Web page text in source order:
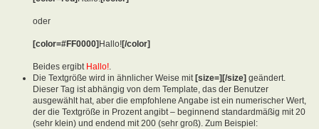
oder
[color=#FF0000]Hallo![/color]
Beides ergibt Hallo!
Die Textgröße wird in ähnlicher Weise mit [size=][/size] geändert.
Dieser Tag ist abhängig von dem Template, das der Benutzer
ausgewählt hat, aber die empfohlene Angabe ist ein numerischer Wert,
der die Textgröße in Prozent angibt – beginnend standardmäßig mit 20
(sehr klein) und endend mit 200 (sehr groß). Zum Beispiel: